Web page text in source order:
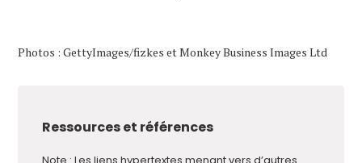
Photos : GettyImages/fizkes et Monkey Business Images Ltd
Ressources et références